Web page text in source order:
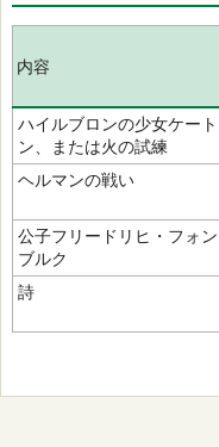
内容
ハイルブロンの少女ケート
ン、または火の試練
ヘルマンの戦い
公子フリードリヒ・フォ
ブルク
詩